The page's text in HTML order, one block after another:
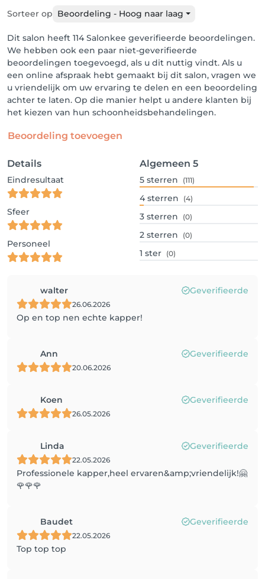
Sorteer op Beoordeling - Hoog naar laag
Dit salon heeft 114 Salonkee geverifieerde beoordelingen.
We hebben ook een paar niet-geverifieerde
beoordelingen toegevoegd, als u dit nuttig vindt. Als u
een online afspraak hebt gemaakt bij dit salon, vragen we
u vriendelijk om uw ervaring te delen en een beoordeling
achter te laten. Op die manier helpt u andere klanten bij
het kiezen van hun schoonheidsbehandelingen.
Beoordeling toevoegen
Details
Eindresultaat
Sfeer
Personeel
Algemeen 5
5 sterren (111)
4 sterren (4)
3 sterren (0)
2 sterren (0)
1 ster (0)
walter Geverifieerde
26.06.2026
Op en top nen echte kapper!
Ann Geverifieerde
20.06.2026
Koen Geverifieerde
26.05.2026
Linda Geverifieerde
22.05.2026
Professionele kapper,heel ervaren&amp;vriendelijk!🤗
🌹🌹🌹
Baudet Geverifieerde
22.05.2026
Top top top